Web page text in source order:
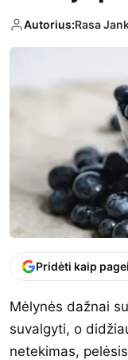
Autorius:Rasa
Pridėti kaip
Mėlynės dažnai
suvalgyti, o
netekimas,